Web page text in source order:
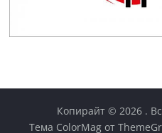
Копирайт © 2026 .
Тема ColorMag от